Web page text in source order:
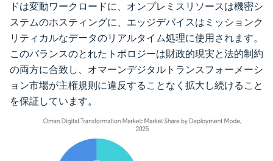
ドは変動ワークロードに、オンプレミスリソースは機密シ
ステムのホスティングに、エッジデバイスはミッションク
リティカルなデータのリアルタイム処理に使用されます。
このバランスのとれたトポロジーは財政的現実と法的制約
の両方に合致し、オマーンデジタルトランスフォーメーシ
ョン市場が主権規則に違反することなく拡大し続けること
を保証しています。